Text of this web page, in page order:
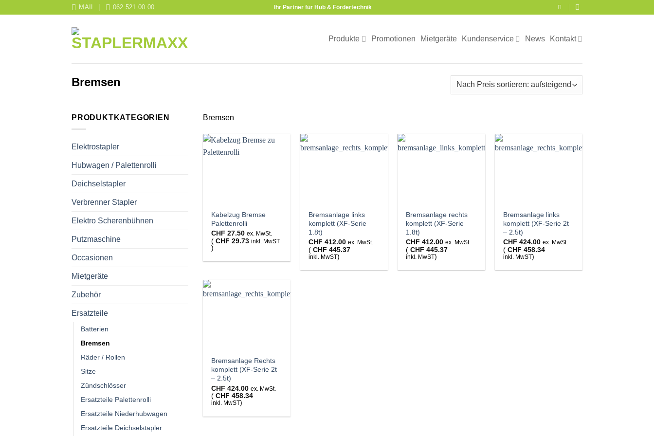
MAIL 062 521 00 00 Ihr Partner für Hub & Fördertechnik
Produkte Promotionen Mietgeräte Kundenservice News Kontakt
Bremsen
PRODUKTKATEGORIEN
Elektrostapler
Hubwagen / Palettenrolli
Deichselstapler
Verbrenner Stapler
Elektro Scherenbühnen
Putzmaschine
Occasionen
Mietgeräte
Zubehör
Ersatzteile
Batterien
Bremsen
Räder / Rollen
Sitze
Zündschlösser
Ersatzteile Palettenrolli
Ersatzteile Niederhubwagen
Ersatzteile Deichselstapler
Bremsen
Kabelzug Bremse
Palettenrolli
CHF 27.50 ex. MwSt.
(CHF 29.73 inkl. MwST
)
Bremsanlage links
komplett (XF-Serie
1.8t)
CHF 412.00 ex. MwSt.
(CHF 445.37
inkl. MwST)
Bremsanlage rechts
komplett (XF-Serie
1.8t)
CHF 412.00 ex. MwSt.
(CHF 445.37
inkl. MwST)
Bremsanlage links
komplett (XF-Serie 2t
– 2.5t)
CHF 424.00 ex. MwSt.
(CHF 458.34
inkl. MwST)
Bremsanlage Rechts
komplett (XF-Serie 2t
– 2.5t)
CHF 424.00 ex. MwSt.
(CHF 458.34
inkl. MwST)